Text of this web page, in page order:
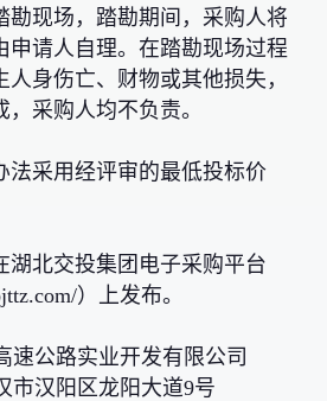
勘现场，踏勘期间，采购人将
申请人自理。在踏勘现场过程
身伤亡、财物或其他损失，
采购人均不负责。
法采用经评审的最低投标价
湖北交投集团电子采购平台
）上发布。
公路实业开发有限公司
汉阳区龙阳大道9号